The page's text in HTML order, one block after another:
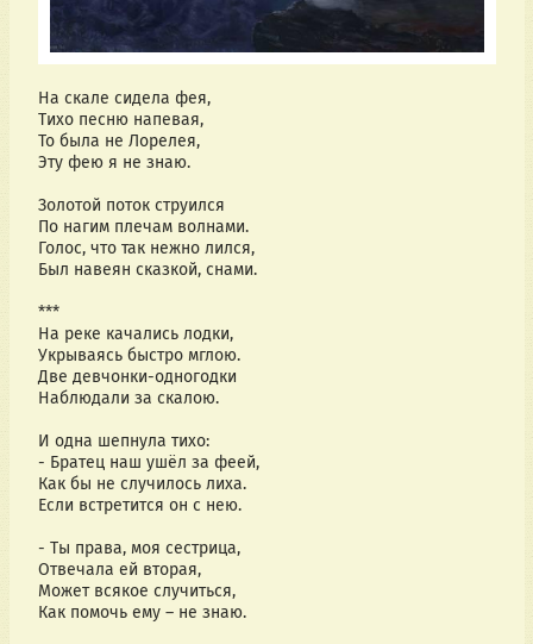
На скале сидела фея,
Тихо песню напевая,
То была не Лорелея,
Эту фею я не знаю.
Золотой поток струился
По нагим плечам волнами.
Голос, что так нежно лился,
Был навеян сказкой, снами.
***
На реке качались лодки,
Укрываясь быстро мглою.
Две девчонки-одногодки
Наблюдали за скалою.
И одна шепнула тихо:
- Братец наш ушёл за феей,
Как бы не случилось лиха.
Если встретится он с нею.
- Ты права, моя сестрица,
Отвечала ей вторая,
Может всякое случиться,
Как помочь ему – не знаю.